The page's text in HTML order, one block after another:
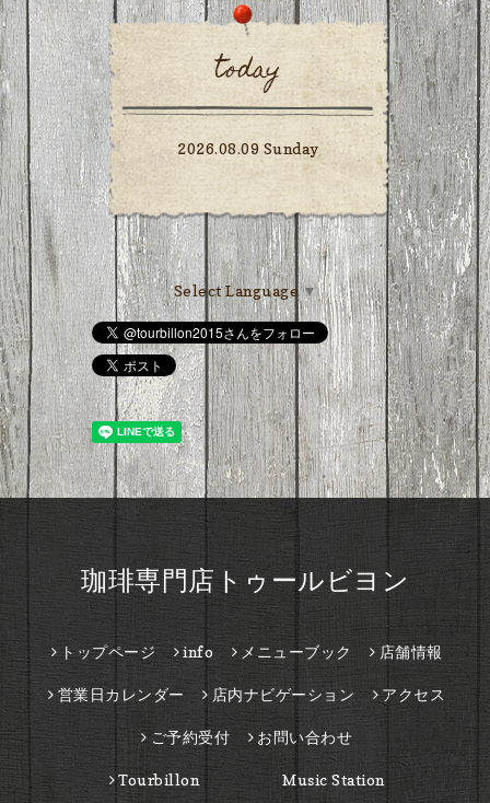
today
2026.08.09 Sunday
Select Language▼
珈琲専門店トゥールビヨン
トップページ info メニューブック 店舗情報
営業日カレンダー 店内ナビゲーション アクセス
ご予約受付 お問い合わせ
Tourbillon Music Station